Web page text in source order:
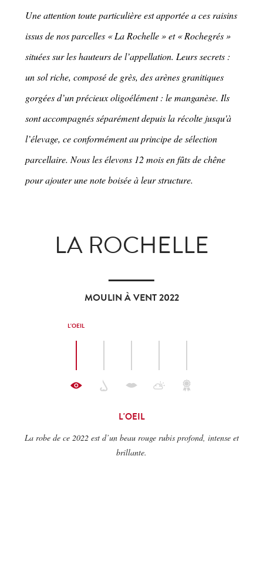
Une attention toute particulière est apportée a ces raisins
issus de nos parcelles « La Rochelle » et « Rochegrés »
situées sur les hauteurs de l’appellation. Leurs secrets :
un sol riche, composé de grès, des arènes granitiques
gorgées d’un précieux oligoélément : le manganèse. Ils
sont accompagnés séparément depuis la récolte jusqu'à
l’élevage, ce conformément au principe de sélection
parcellaire. Nous les élevons 12 mois en fûts de chêne
pour ajouter une note boisée à leur structure.
LA ROCHELLE
MOULIN À VENT 2022
L'OEIL
L'OEIL
La robe de ce 2022 est d’un beau rouge rubis profond, intense et
brillante.
Le nez légèrement épicé présente des notes de réglisse. Les fines notes
de l’élevage mettent en relief le fruit noir à la maturité parfaite.